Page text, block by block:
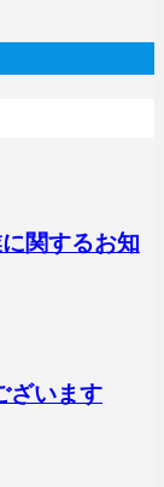
関するお知
ざいます